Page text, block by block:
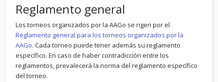
Reglamento general
Los torneos organizados por la AAGo se rigen por el
Reglamento general para los torneos organizados por la
AAGo. Cada torneo puede tener además su reglamento
específico. En caso de haber contradicción entre los
reglamentos, prevalecerá la norma del reglamento específico
del torneo.